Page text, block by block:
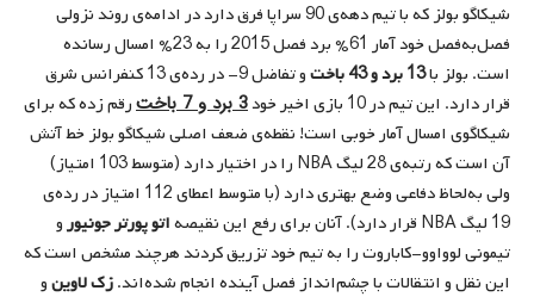
شیکاگو بولز که با تیم دهه‌ی 90 سراپا فرق دارد در ادامه‌ی روند نزولی
فصل‌به‌فصل خود آمار 61% برد فصل 2015 را به 23% امسال رسانده
است. بولز با13 برد و 43 باخت
و تفاضل 9- در رده‌ی 13 کنفرانس شرق
قرار دارد. این تیم در 10 بازی اخیر خود
3 برد و 7 باخت
رقم زده که برای
شیکاگوی امسال آمار خوبی است! نقطه‌ی ضعف اصلی شیکاگو بولز خط آتش
آن است که رتبه‌ی 28 لیگ NBA را در اختیار دارد (متوسط 103 امتیاز)
ولی به‌لحاظ دفاعی وضع بهتری دارد (با متوسط اعطای 112 امتیاز در رده‌ی
19 لیگ NBA قرار دارد). آنان برای رفع این نقیصه
اتو پورتر جونیورو
تیمونی لوواوو-کاباروت را به تیم خود تزریق کردند هرچند مشخص است که
این نقل و انتقالات با چشم‌انداز فصل آینده انجام شده‌اند.زک لاوینو